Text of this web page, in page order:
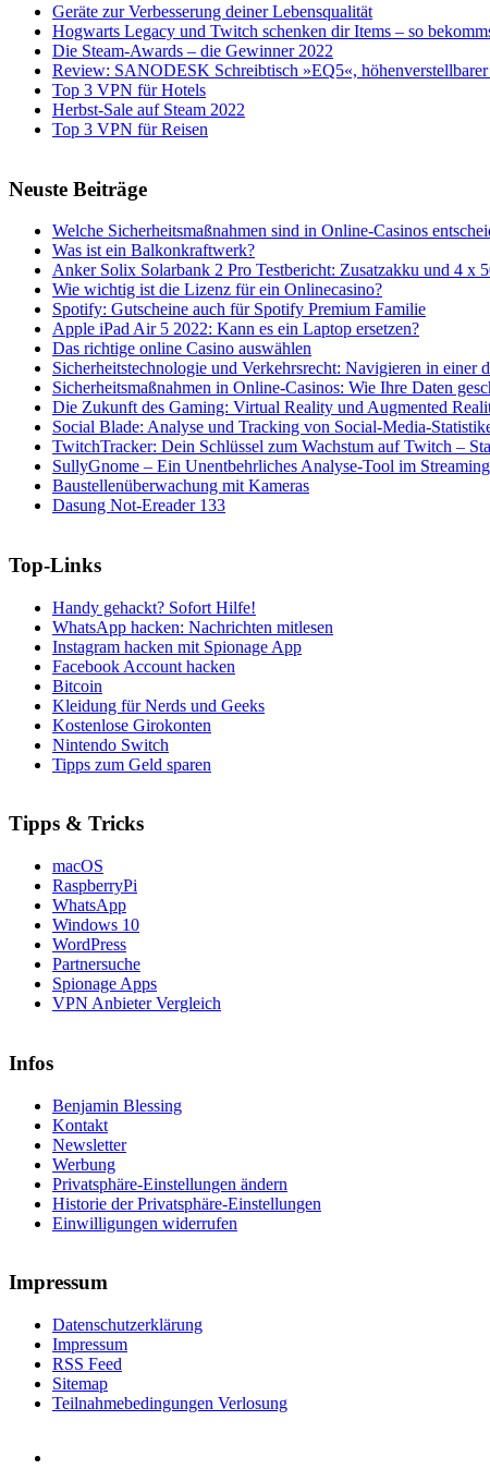
Geräte zur Verbesserung deiner Lebensqualität
Hogwarts Legacy und Twitch schenken dir Items – so
Die Steam-Awards – die Gewinner 2022
Review: SANODESK Schreibtisch »EQ5«, höhenverstellbarer
Top 3 VPN für Hotels
Herbst-Sale auf Steam 2022
Top 3 VPN für Reisen
Neuste Beiträge
Welche Sicherheitsmaßnahmen sind in Online-Casinos
Was ist ein Balkonkraftwerk?
Anker Solix Solarbank 2 Pro Testbericht: Zusatzakku und 4 x
Wie wichtig ist die Lizenz für ein Onlinecasino?
Spotify: Gutscheine auch für Spotify Premium Familie
Apple iPad Air 5 2022: Kann es ein Laptop ersetzen?
Das richtige online Casino auswählen
Sicherheitstechnologie und Verkehrsrecht: Navigieren in einer
Sicherheitsmaßnahmen in Online-Casinos: Wie Ihre Daten
Die Zukunft des Gaming: Virtual Reality und Augmented
Social Blade: Analyse und Tracking von Social-Media-
TwitchTracker: Dein Schlüssel zum Wachstum auf Twitch –
SullyGnome – Ein Unentbehrliches Analyse-Tool im
Baustellenüberwachung mit Kameras
Dasung Not-Ereader 133
Top-Links
Handy gehackt? Sofort Hilfe!
WhatsApp hacken: Nachrichten mitlesen
Instagram hacken mit Spionage App
Facebook Account hacken
Bitcoin
Kleidung für Nerds und Geeks
Kostenlose Girokonten
Nintendo Switch
Tipps zum Geld sparen
Tipps & Tricks
macOS
RaspberryPi
WhatsApp
Windows 10
WordPress
Partnersuche
Spionage Apps
VPN Anbieter Vergleich
Infos
Benjamin Blessing
Kontakt
Newsletter
Werbung
Privatsphäre-Einstellungen ändern
Historie der Privatsphäre-Einstellungen
Einwilligungen widerrufen
Impressum
Datenschutzerklärung
Impressum
RSS Feed
Sitemap
Teilnahmebedingungen Verlosung